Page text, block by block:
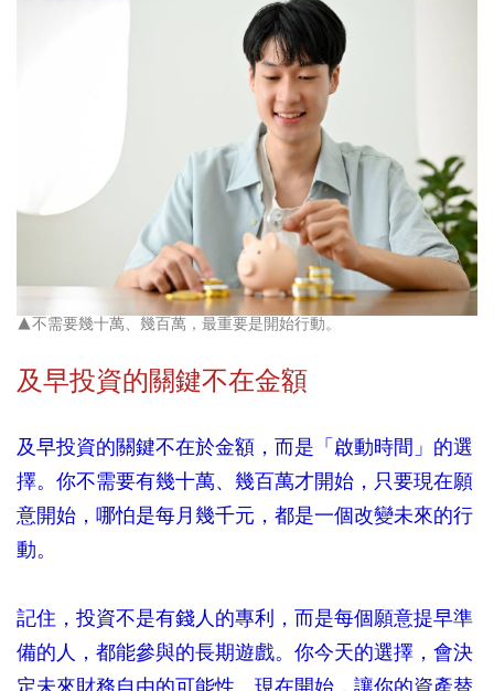
▲不需要幾十萬、幾百萬，最重要是開始行動。
及早投資的關鍵不在金額
及早投資的關鍵不在於金額，而是「啟動時間」的選
擇。你不需要有幾十萬、幾百萬才開始，只要現在願
意開始，哪怕是每月幾千元，都是一個改變未來的行
動。
記住，投資不是有錢人的專利，而是每個願意提早準
備的人，都能參與的長期遊戲。你今天的選擇，會決
定未來財務自由的可能性。現在開始，讓你的資產替